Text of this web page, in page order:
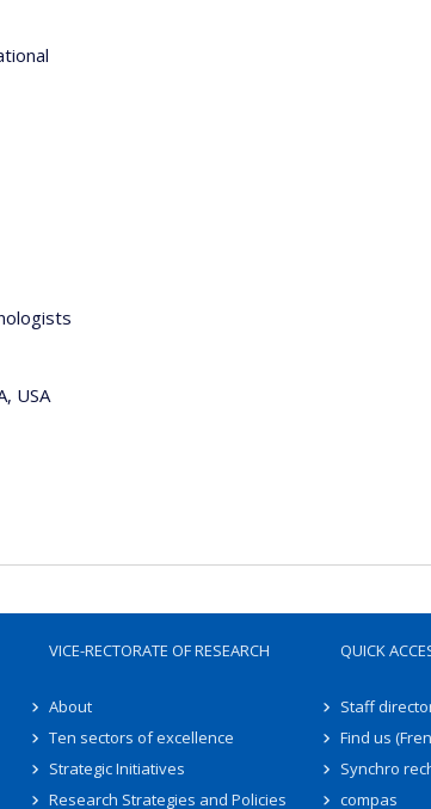
USA
VICE-RECTORATE OF RESEARCH
About
Ten sectors of excellence
Strategic Initiatives
Research Strategies and Policies
QUICK
Staff
Find us
Synchro
compas